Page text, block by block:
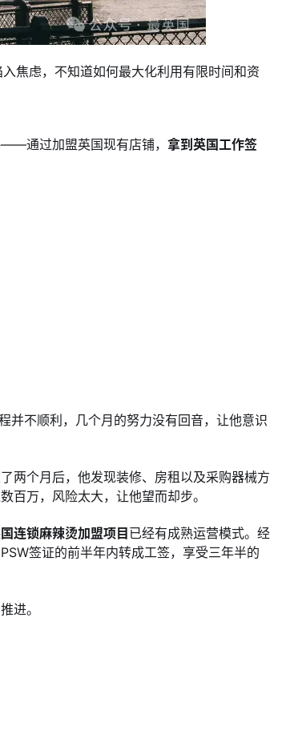
焦虑，不知道如何最大化利用有限时间和资
通过加盟英国现有店铺， 拿到英国工作签
并不顺利，几个月的努力没有回音，让他意识
两个月后，他发现装修、房租以及采购器械方
百万，风险太大，让他望而却步。
连锁麻辣烫加盟项目 已经有成熟运营模式。经
签证的前半年内转成工签，享受三年半的
进。